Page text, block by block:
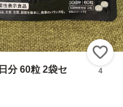
分 60粒 2袋セ
4